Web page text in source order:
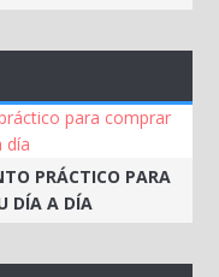
PRÁCTICO PARA
DÍA A DÍA